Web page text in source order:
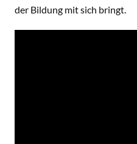
der Bildung mit sich bringt.